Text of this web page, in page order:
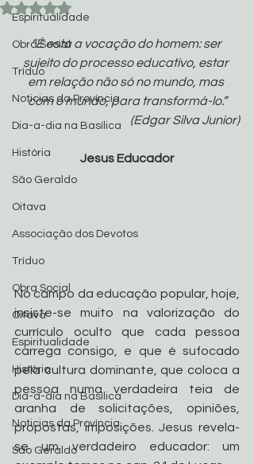
Espiritualidade
Obra Social
Tríduo
Noticias da Província
Dia-a-dia na Basílica
História
São Geraldo
Oitava
Associação dos Devotos
Tríduo
Obra Social
Oitava
Espiritualidade
História
Dia-a-dia na Basílica
Noticias da Província
São Geraldo
Avaliado com NaN de 5 estrelas.
“É esta a vocação do homem: ser
sujeito do processo educativo, estar
em relação não só no mundo, mas
com o mundo, para transformá-lo.”
(Edgar Silva Junior)
Jesus Educador
No campo da educação popular, hoje,
insiste-se muito na valorização do
currículo oculto que cada pessoa
carrega consigo, e que é sufocado
pela cultura dominante, que coloca a
pessoa numa verdadeira teia de
aranha de solicitações, opiniões,
propostas, imposições. Jesus revela-
se um verdadeiro educador: um